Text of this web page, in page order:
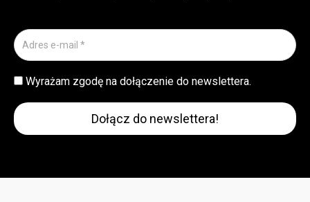
Wyrażam zgodę na dołączenie do newslettera.